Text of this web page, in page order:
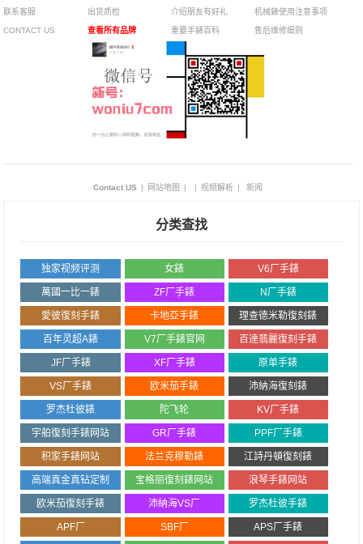
联系客服
CONTACT US
出货质检
查看所有品牌
介绍朋友有好礼
重要手錶百科
机械錶使用注意事项
售后维修细则
Contact US | 网站地图 | | 视频解析 | 新闻
分类查找
独家视频评测 女錶 V6厂手錶
萬國一比一錶 ZF厂手錶 N厂手錶
愛彼復刻手錶 卡地亞手錶 理查德米勒復刻錶
百年灵超A錶 V7厂手錶官网 百達翡麗復刻手錶
JF厂手錶 XF厂手錶 原单手錶
VS厂手錶 欧米茄手錶 沛納海復刻錶
罗杰杜彼錶 陀飞轮 KV厂手錶
宇舶復刻手錶网站 GR厂手錶 PPF厂手錶
积家手錶网站 法兰克穆勒錶 江詩丹頓復刻錶
高端真金真钻定制 宝格丽復刻錶网站 浪琴手錶网站
欧米茄復刻手錶 沛納海VS厂 罗杰杜彼手錶
APF厂 SBF厂 APS厂手錶